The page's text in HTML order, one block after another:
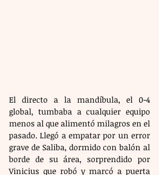
El directo a la mandíbula, el 0-4
global, tumbaba a cualquier equipo
menos al que alimentó milagros en el
pasado. Llegó a empatar por un error
grave de Saliba, dormido con balón al
borde de su área, sorprendido por
Vinicius que robó y marcó a puerta